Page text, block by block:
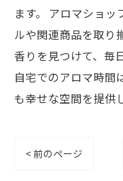
ます。 アロマショ
ルや関連商品を取り
香りを見つけて、毎
自宅でのアロマ時間
も幸せな空間を提供
< 前のページ